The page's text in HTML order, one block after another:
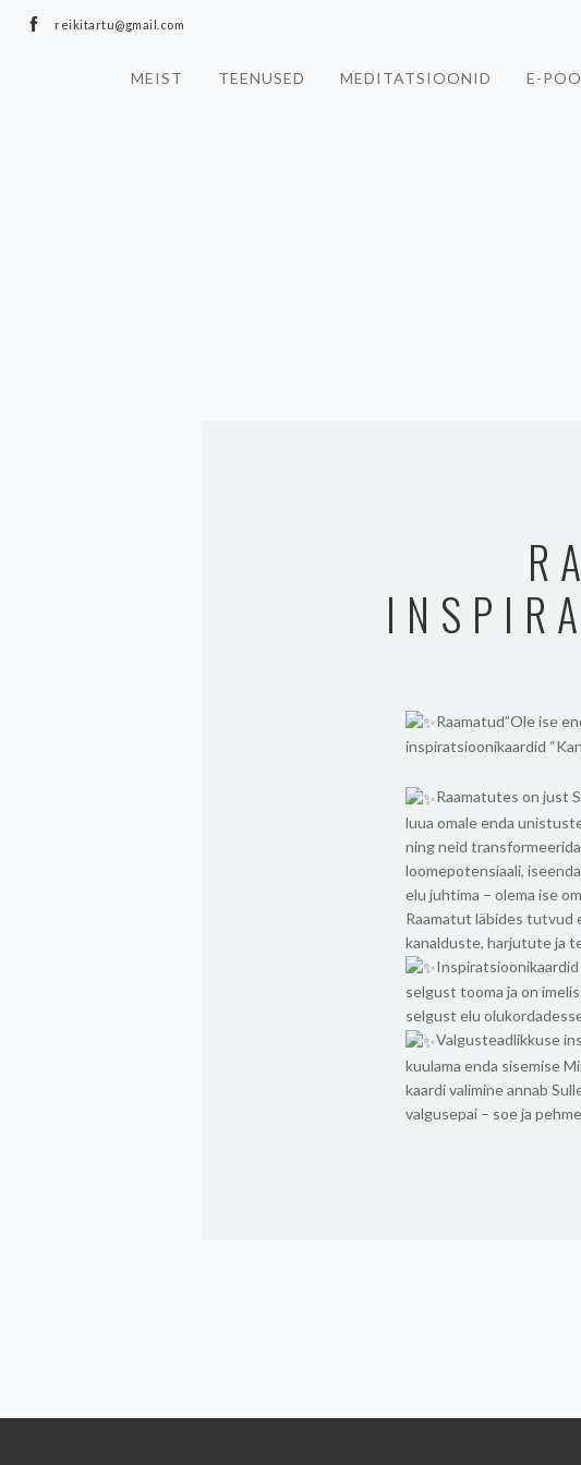
reikitartu@gmail.com
MEIST TEENUSED MEDITATSIOONID E-
Raamatud”Ole ise
inspiratsioonikaardid
Raamatutes on just
luua omale enda
ning neid
loomepotensiaali,
elu juhtima – olema ise
Raamatut läbides
kanalduste, harjutute ja
Inspiratsioonikaardid
selgust tooma ja on
selgust elu
Valgusteadlikkuse
kuulama enda sisemise
kaardi valimine annab
valgusepai – soe ja